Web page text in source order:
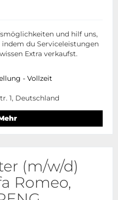
und hilf uns,
indem du Serviceleistungen
Extra verkaufst.
- Vollzeit
1, Deutschland
(m/w/d)
Romeo,